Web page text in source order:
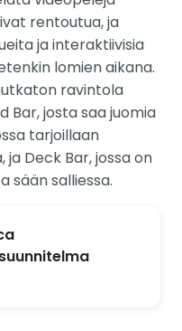
rentoutua, ja
ja interaktiivisia
lomien aikana.
ravintola
Bar, josta saa juomia
tarjoillaan
Deck Bar, jossa on
sään salliessa.